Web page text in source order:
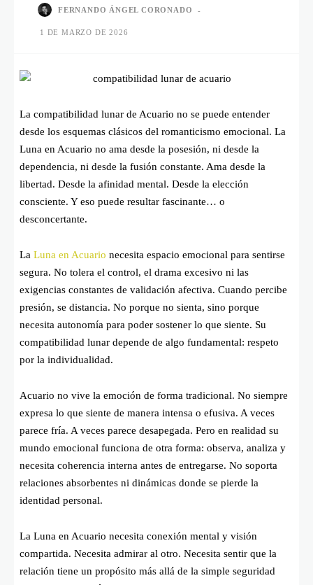
FERNANDO ÁNGEL CORONADO -
1 DE MARZO DE 2026
La compatibilidad lunar de Acuario no se puede entender
desde los esquemas clásicos del romanticismo emocional. La
Luna en Acuario no ama desde la posesión, ni desde la
dependencia, ni desde la fusión constante. Ama desde la
libertad. Desde la afinidad mental. Desde la elección
consciente. Y eso puede resultar fascinante… o
desconcertante.
La Luna en Acuario necesita espacio emocional para sentirse
segura. No tolera el control, el drama excesivo ni las
exigencias constantes de validación afectiva. Cuando percibe
presión, se distancia. No porque no sienta, sino porque
necesita autonomía para poder sostener lo que siente. Su
compatibilidad lunar depende de algo fundamental: respeto
por la individualidad.
Acuario no vive la emoción de forma tradicional. No siempre
expresa lo que siente de manera intensa o efusiva. A veces
parece fría. A veces parece desapegada. Pero en realidad su
mundo emocional funciona de otra forma: observa, analiza y
necesita coherencia interna antes de entregarse. No soporta
relaciones absorbentes ni dinámicas donde se pierde la
identidad personal.
La Luna en Acuario necesita conexión mental y visión
compartida. Necesita admirar al otro. Necesita sentir que la
relación tiene un propósito más allá de la simple seguridad